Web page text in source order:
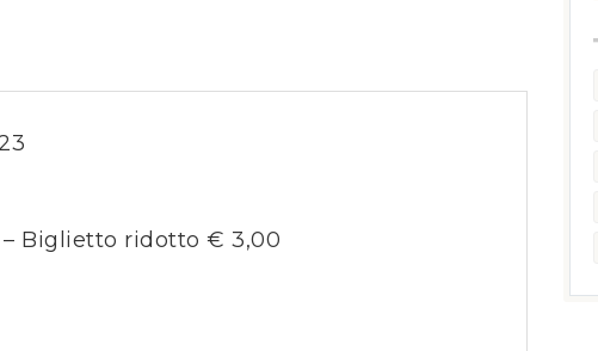
Biglietto ridotto € 3,00